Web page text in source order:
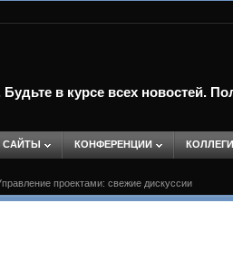
в курсе всех новостей.
САЙТЫ КОНФЕРЕНЦИИ
проектами: свежие дискуссии